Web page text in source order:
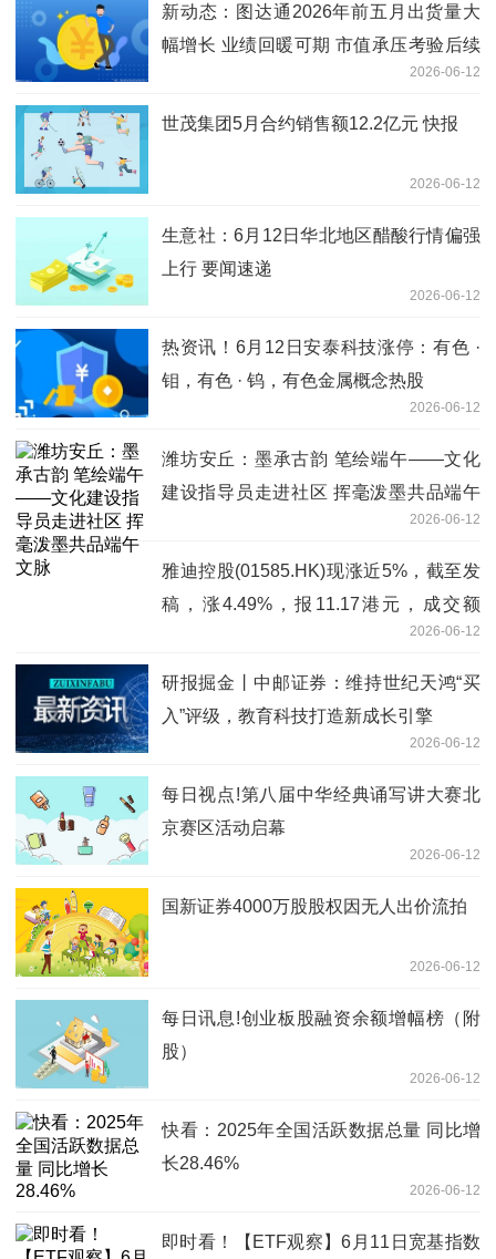
新动态：图达通2026年前五月出货量大
幅增长 业绩回暖可期 市值承压考验后续
2026-06-12
世茂集团5月合约销售额12.2亿元 快报
2026-06-12
生意社：6月12日华北地区醋酸行情偏强
上行 要闻速递
2026-06-12
热资讯！6月12日安泰科技涨停：有色 ·
钼，有色 · 钨，有色金属概念热股
2026-06-12
潍坊安丘：墨承古韵 笔绘端午——文化
建设指导员走进社区 挥毫泼墨共品端午
2026-06-12
雅迪控股(01585.HK)现涨近5%，截至发
稿，涨4.49%，报11.17港元，成交额
2026-06-12
研报掘金丨中邮证券：维持世纪天鸿“买
入”评级，教育科技打造新成长引擎
2026-06-12
每日视点!第八届中华经典诵写讲大赛北
京赛区活动启幕
2026-06-12
国新证券4000万股股权因无人出价流拍
2026-06-12
每日讯息!创业板股融资余额增幅榜（附
股）
2026-06-12
快看：2025年全国活跃数据总量 同比增
长28.46%
2026-06-12
即时看！【ETF观察】6月11日宽基指数